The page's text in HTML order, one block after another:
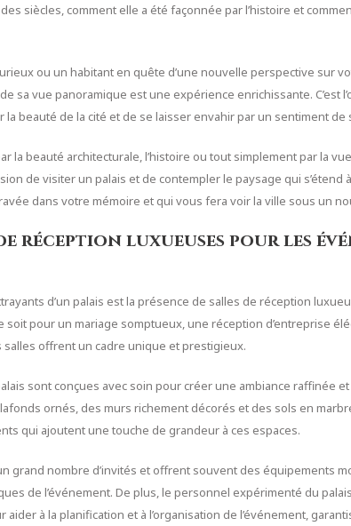
siècles, comment elle a été façonnée par l’histoire et
ou un habitant en quête d’une nouvelle perspective sur
sa vue panoramique est une expérience enrichissante. C’est
la beauté de la cité et de se laisser envahir par un sentiment de
la beauté architecturale, l’histoire ou tout simplement par la
de visiter un palais et de contempler le paysage qui s’étend
dans votre mémoire et qui vous fera voir la ville sous un
réception luxueuses pour les
d’un palais est la présence de salles de réception
soit pour un mariage somptueux, une réception d’entreprise
offrent un cadre unique et prestigieux.
sont conçues avec soin pour créer une ambiance raffinée
ornés, des murs richement décorés et des sols en
qui ajoutent une touche de grandeur à ces espaces.
grand nombre d’invités et offrent souvent des équipements
de l’événement. De plus, le personnel expérimenté du
à la planification et à l’organisation de l’événement,